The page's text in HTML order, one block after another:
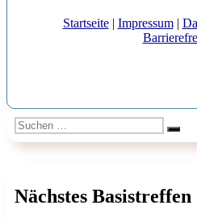
Startseite| Impressum|
Suchen
nach:
Nächstes Basistreffen